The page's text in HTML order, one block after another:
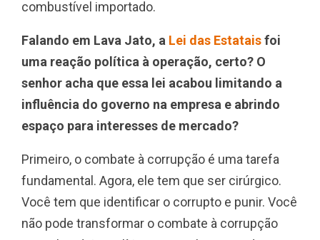
combustível importado.
Falando em Lava Jato, a Lei das Estataisfoi
uma reação política à operação, certo? O
senhor acha que essa lei acabou limitando a
influência do governo na empresa e abrindo
espaço para interesses de mercado?
Primeiro, o combate à corrupção é uma tarefa
fundamental. Agora, ele tem que ser cirúrgico.
Você tem que identificar o corrupto e punir. Você
não pode transformar o combate à corrupção